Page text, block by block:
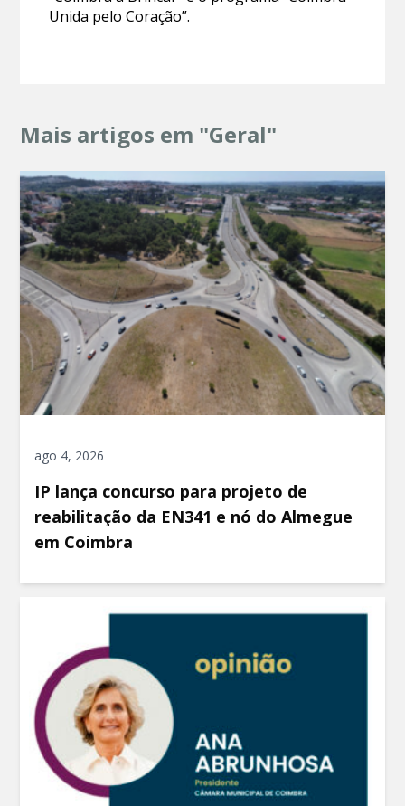
Unida pelo Coração”.
Mais artigos em "Geral"
ago 4, 2026
IP lança concurso para projeto de
reabilitação da EN341 e nó do Almegue
em Coimbra